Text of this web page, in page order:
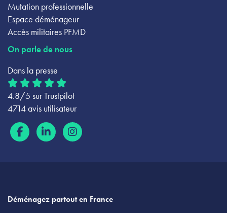
Mutation professionnelle
Espace déménageur
Accès militaires PFMD
On parle de nous
Dans la presse
4.8/5 sur Trustpilot
4714 avis utilisateur
Déménagez partout en France